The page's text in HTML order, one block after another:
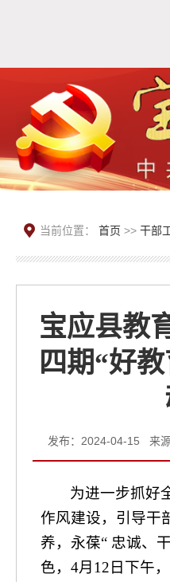
当前位置： 首页 >> 干部
宝应县教
四期“好
发布：2024-04-15 来
为进一步抓好
作风建设，引导干
养，永葆“ 忠诚、
色， 4月 12 日下午